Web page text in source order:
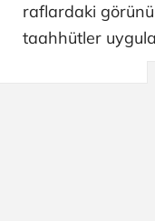
raflardaki
taahhütler